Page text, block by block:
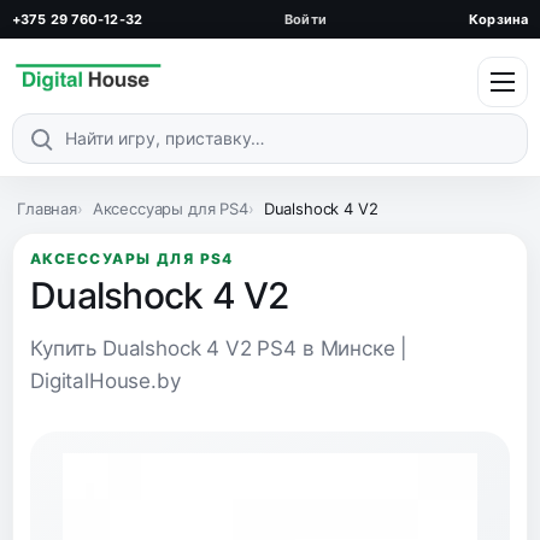
+375 29 760-12-32 Войти Корзина
Поиск по каталогу
Главная Аксессуары для PS4 Dualshock 4 V2
АКСЕССУАРЫ ДЛЯ PS4
Dualshock 4 V2
Купить Dualshock 4 V2 PS4 в Минске |
DigitalHouse.by